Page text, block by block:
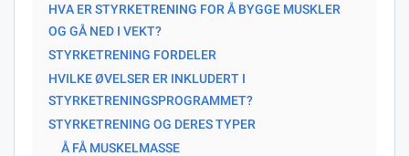
HVA ER STYRKETRENING FOR Å BYGGE MUSKLER
OG GÅ NED I VEKT?
STYRKETRENING FORDELER
HVILKE ØVELSER ER INKLUDERT I
STYRKETRENINGSPROGRAMMET?
STYRKETRENING OG DERES TYPER
Å FÅ MUSKELMASSE